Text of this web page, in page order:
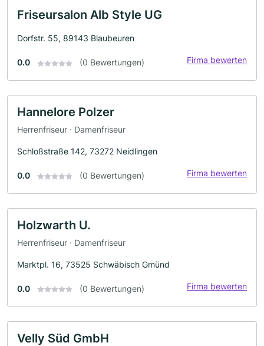
Friseursalon Alb Style UG
Dorfstr. 55, 89143 Blaubeuren
0.0 (0 Bewertungen) Firma bewerten
Hannelore Polzer
Herrenfriseur · Damenfriseur
Schloßstraße 142, 73272 Neidlingen
0.0 (0 Bewertungen) Firma bewerten
Holzwarth U.
Herrenfriseur · Damenfriseur
Marktpl. 16, 73525 Schwäbisch Gmünd
0.0 (0 Bewertungen) Firma bewerten
Velly Süd GmbH